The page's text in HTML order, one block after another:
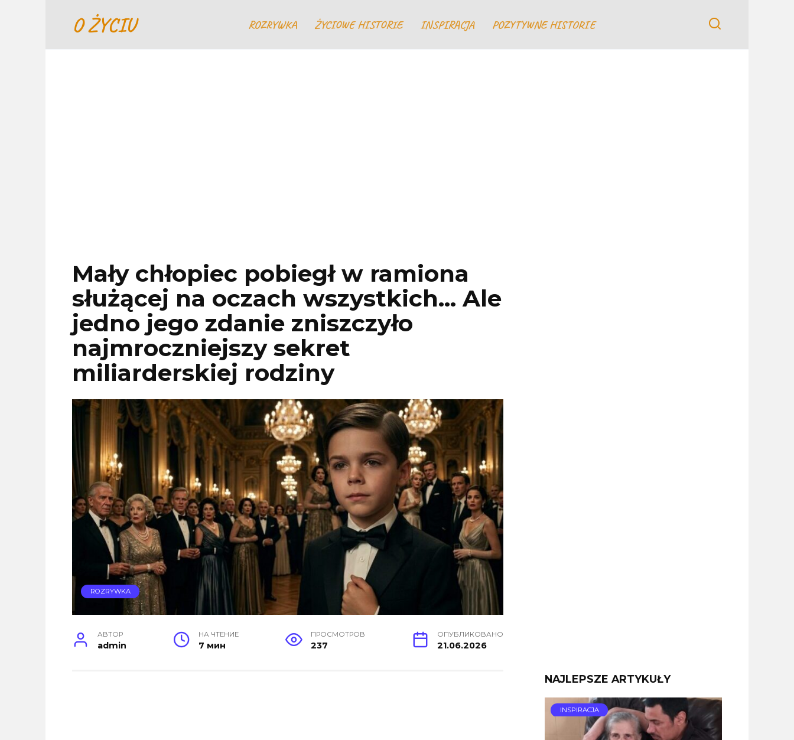
O ŻYCIU ROZRYWKA ŻYCIOWE HISTORIE INSPIRACJA POZYTYWNE HISTORIE
Mały chłopiec pobiegł w ramiona
służącej na oczach wszystkich… Ale
jedno jego zdanie zniszczyło
najmroczniejszy sekret
miliarderskiej rodziny
ROZRYWKA
АВТОР
admin
НА ЧТЕНИЕ
7 мин
ПРОСМОТРОВ
237
ОПУБЛИКОВАНО
21.06.2026
NAJLEPSZE ARTYKUŁY
INSPIRACJA